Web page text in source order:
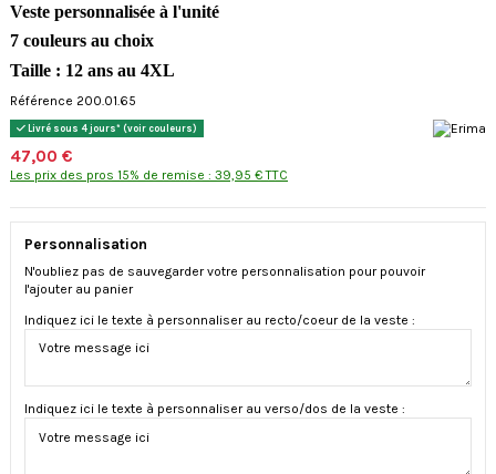
Veste personnalisée à l'unité
7 couleurs au choix
Taille : 12 ans au 4XL
Référence 200.01.65
Livré sous 4 jours* (voir couleurs)
47,00 €
Les prix des pros 15% de remise : 39,95 € TTC
Personnalisation
N'oubliez pas de sauvegarder votre personnalisation pour pouvoir
l'ajouter au panier
Indiquez ici le texte à personnaliser au recto/coeur de la veste :
Indiquez ici le texte à personnaliser au verso/dos de la veste :